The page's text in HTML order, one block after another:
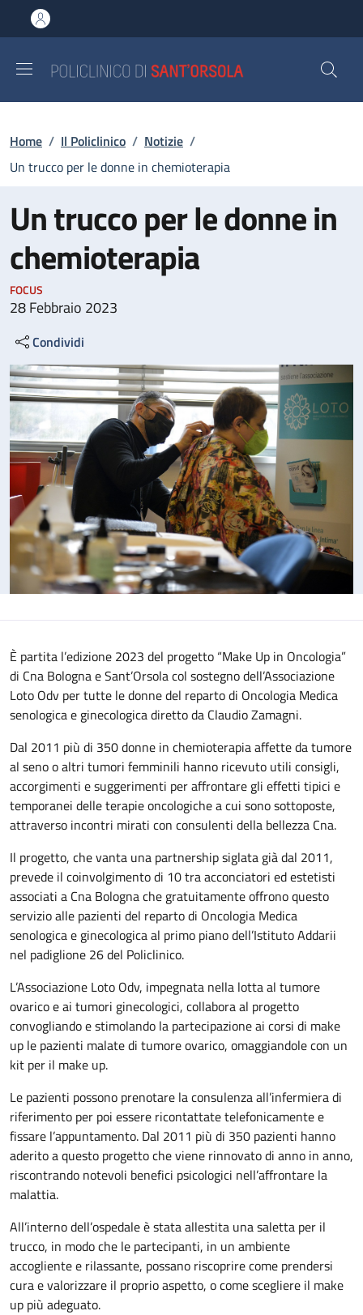
al contenuto principale
to footer content
Briciole di pane
Home / Il Policlinico / Notizie /
Un trucco per le donne in chemioterapia
Un trucco per le donne in
chemioterapia
FOCUS
28 Febbraio 2023
Condividi
È partita l’edizione 2023 del progetto “Make Up in Oncologia”
di Cna Bologna e Sant’Orsola col sostegno dell’Associazione
Loto Odv per tutte le donne del reparto di Oncologia Medica
senologica e ginecologica diretto da Claudio Zamagni.
Dal 2011 più di 350 donne in chemioterapia affette da tumore
al seno o altri tumori femminili hanno ricevuto utili consigli,
accorgimenti e suggerimenti per affrontare gli effetti tipici e
temporanei delle terapie oncologiche a cui sono sottoposte,
attraverso incontri mirati con consulenti della bellezza Cna.
Il progetto, che vanta una partnership siglata già dal 2011,
prevede il coinvolgimento di 10 tra acconciatori ed estetisti
associati a Cna Bologna che gratuitamente offrono questo
servizio alle pazienti del reparto di Oncologia Medica
senologica e ginecologica al primo piano dell’Istituto Addarii
nel padiglione 26 del Policlinico.
L’Associazione Loto Odv, impegnata nella lotta al tumore
ovarico e ai tumori ginecologici, collabora al progetto
convogliando e stimolando la partecipazione ai corsi di make
up le pazienti malate di tumore ovarico, omaggiandole con un
kit per il make up.
Le pazienti possono prenotare la consulenza all’infermiera di
riferimento per poi essere ricontattate telefonicamente e
fissare l’appuntamento. Dal 2011 più di 350 pazienti hanno
aderito a questo progetto che viene rinnovato di anno in anno,
riscontrando notevoli benefici psicologici nell’affrontare la
malattia.
All’interno dell’ospedale è stata allestita una saletta per il
trucco, in modo che le partecipanti, in un ambiente
accogliente e rilassante, possano riscoprire come prendersi
cura e valorizzare il proprio aspetto, o come scegliere il make
up più adeguato.